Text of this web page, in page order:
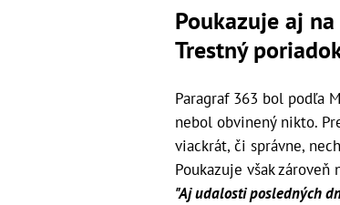
Poukazuje aj
Trestný
Paragraf 363 bol podľa
nebol obvinený nikto.
viackrát, či správne,
Poukazuje však
"Aj udalosti posledných